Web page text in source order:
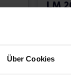
Über Cookies
LM
10 ml
16,62